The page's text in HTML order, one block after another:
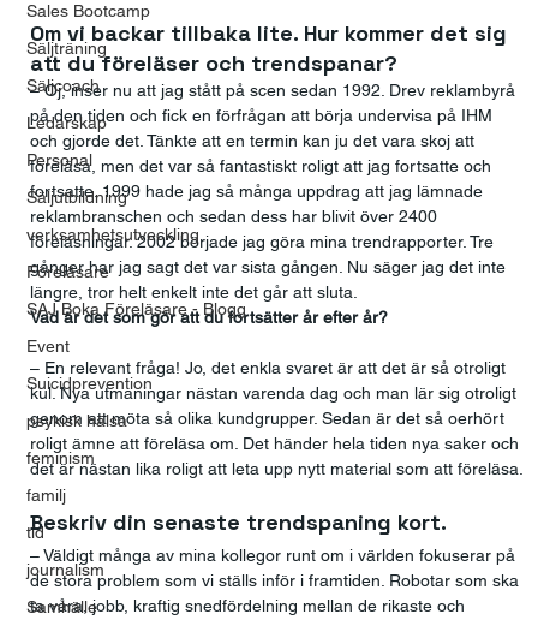
Sales Bootcamp
Säljträning
Säljcoach
Ledarskap
Personal
Säljutbildning
verksamhetsutveckling
Föreläsare
SAJ Boka Föreläsare - Blogg
Event
Suicidprevention
psykisk hälsa
feminism
familj
tid
journalism
Samhälle
Om vi backar tillbaka lite. Hur kommer det sig
att du föreläser och trendspanar?
– Oj, inser nu att jag stått på scen sedan 1992. Drev reklambyrå
på den tiden och fick en förfrågan att börja undervisa på IHM
och gjorde det. Tänkte att en termin kan ju det vara skoj att
föreläsa, men det var så fantastiskt roligt att jag fortsatte och
fortsatte. 1999 hade jag så många uppdrag att jag lämnade
reklambranschen och sedan dess har blivit över 2400
föreläsningar. 2002 började jag göra mina trendrapporter. Tre
gånger har jag sagt det var sista gången. Nu säger jag det inte
längre, tror helt enkelt inte det går att sluta.
Vad är det som gör att du fortsätter år efter år?
– En relevant fråga! Jo, det enkla svaret är att det är så otroligt
kul. Nya utmaningar nästan varenda dag och man lär sig otroligt
genom att möta så olika kundgrupper. Sedan är det så oerhört
roligt ämne att föreläsa om. Det händer hela tiden nya saker och
det är nästan lika roligt att leta upp nytt material som att föreläsa.
Beskriv din senaste trendspaning kort.
– Väldigt många av mina kollegor runt om i världen fokuserar på
de stora problem som vi ställs inför i framtiden. Robotar som ska
ta våra, jobb, kraftig snedfördelning mellan de rikaste och